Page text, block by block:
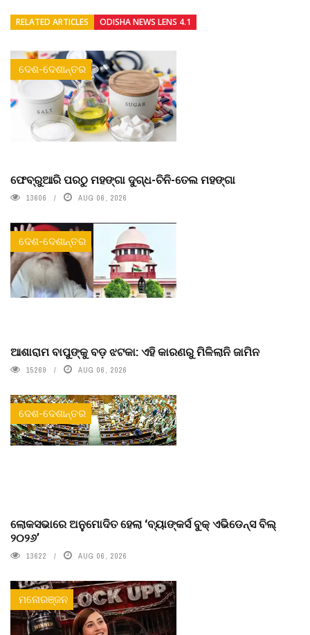
RELATED ARTICLES ODISHA NEWS LENS 4.1
ଦେଶ-ଦେଶାନ୍ତର
ଫେବ୍ରୁଆରି ପରଠୁ ମହଙ୍ଗା ଦୁଗ୍ଧ-ଚିନି-ତେଲ ମହଙ୍ଗା
13606 AUG 06, 2026
ଦେଶ-ଦେଶାନ୍ତର
ଆଶାରାମ ବାପୁଙ୍କୁ ବଡ଼ ଝଟକା: ଏହି କାରଣରୁ ମିଳିଲାନି ଜାମିନ
15269 AUG 06, 2026
ଦେଶ-ଦେଶାନ୍ତର
ଲୋକସଭାରେ ଅନୁମୋଦିତ ହେଲା ‘ବ୍ୟାଙ୍କର୍ସ ବୁକ୍ ଏଭିଡେନ୍ସ ବିଲ୍
୨୦୨୬’
13622 AUG 06, 2026
ମନୋରଞ୍ଜନ